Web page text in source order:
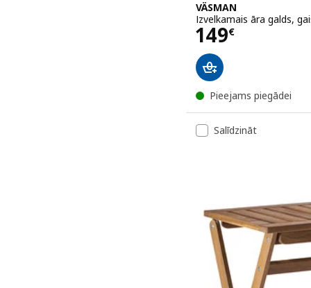
VÄSMAN
Izvelkamais āra galds,
149€
Cena 149€
Pieejams piegādei
Salīdzināt